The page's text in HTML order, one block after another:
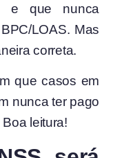
e que nunca
LOAS. Mas
correta.
que casos em
nunca ter pago
leitura!